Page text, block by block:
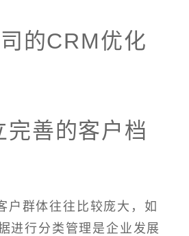
的CRM优化
完善的客户档
户群体往往比较庞大，如
进行分类管理是企业发展